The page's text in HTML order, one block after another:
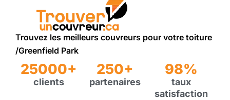
Trouvez les meilleurs couvreurs pour votre toiture
/Greenfield Park
25000+
clients
250+
partenaires
98%
taux
satisfaction